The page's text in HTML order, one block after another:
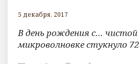
5 декабря, 2017
В день рождения с…
микроволновке стукнуло